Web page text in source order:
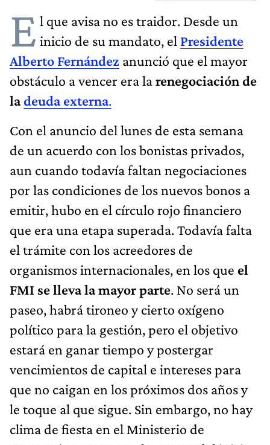
E l que avisa no es traidor. Desde un
inicio de su mandato, el Presidente
Alberto Fernández anunció que el mayor
obstáculo a vencer era larenegociación de
ladeuda externa.
Con el anuncio del lunes de esta semana
de un acuerdo con los bonistas privados,
aun cuando todavía faltan negociaciones
por las condiciones de los nuevos bonos a
emitir, hubo en el círculo rojo financiero
que era una etapa superada. Todavía falta
el trámite con los acreedores de
organismos internacionales, en los que el
FMI se lleva la mayor parte. No será un
paseo, habrá tironeo y cierto oxígeno
político para la gestión, pero el objetivo
estará en ganar tiempo y postergar
vencimientos de capital e intereses para
que no caigan en los próximos dos años y
le toque al que sigue. Sin embargo, no hay
clima de fiesta en el Ministerio de